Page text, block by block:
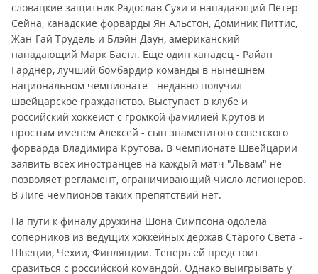
словацкие защитник Радослав Сухи и нападающий Петер
Сейна, канадские форварды Ян Альстон, Доминик Питтис,
Жан-Гай Трудель и Блэйн Даун, американский
нападающий Марк Бастл. Еще один канадец - Райан
Гарднер, лучший бомбардир команды в нынешнем
национальном чемпионате - недавно получил
швейцарское гражданство. Выступает в клубе и
российский хоккеист с громкой фамилией Крутов и
простым именем Алексей - сын знаменитого советского
форварда Владимира Крутова. В чемпионате Швейцарии
заявить всех иностранцев на каждый матч "Львам" не
позволяет регламент, ограничивающий число легионеров.
В Лиге чемпионов таких препятствий нет.
На пути к финалу дружина Шона Симпсона одолела
соперников из ведущих хоккейных держав Старого Света -
Швеции, Чехии, Финляндии. Теперь ей предстоит
сразиться с российской командой. Однако выигрывать у